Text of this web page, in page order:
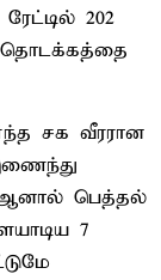
202
தொடக்கத்தை
சக வீரரான
பெத்தல்
7